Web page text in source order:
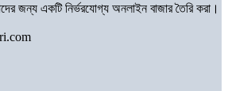
জন্য একটি নির্ভরযোগ্য অনলাইন বাজার তৈরি করা।